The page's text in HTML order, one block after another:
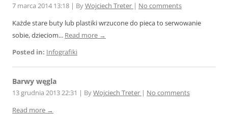
7 marca 2014 13:18 | ByWojciech Treter | No comments
Każde stare buty lub plastiki wrzucone do pieca to serwowanie
sobie, dzieciom... Read more →
Posted in: Infografiki
Barwy węgla
13 grudnia 2013 22:31 | ByWojciech Treter | No comments
Read more →